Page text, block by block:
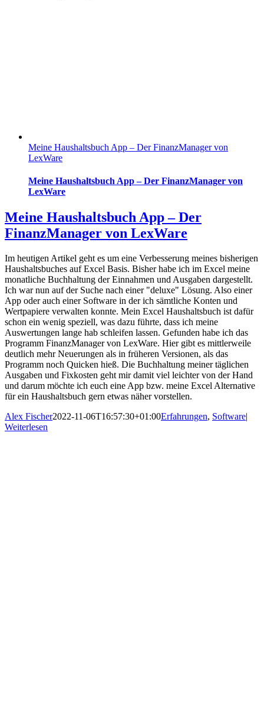
Meine Haushaltsbuch App – Der FinanzManager von
LexWare
Meine Haushaltsbuch App – Der FinanzManager von
LexWare
Meine Haushaltsbuch App – Der
FinanzManager von LexWare
Im heutigen Artikel geht es um eine Verbesserung meines bisherigen
Haushaltsbuches auf Excel Basis. Bisher habe ich im Excel meine
monatliche Buchhaltung der Einnahmen und Ausgaben dargestellt.
Ich war nun auf der Suche nach einer "deluxe" Lösung. Also einer
App oder auch einer Software in der ich sämtliche Konten und
Wertpapiere verwalten konnte. Mein Excel Haushaltsbuch ist dafür
schon ein wenig speziell, was dazu führte, dass ich meine
Auswertungen lange hab schleifen lassen. Gefunden habe ich das
Programm FinanzManager von LexWare. Hier gibt es mittlerweile
deutlich mehr Neuerungen als in früheren Versionen, als das
Programm noch Quicken hieß. Die Buchhaltung meiner täglichen
Ausgaben und Fixkosten geht mir damit viel leichter von der Hand
und darum möchte ich euch eine App bzw. meine Excel Alternative
für ein Haushaltsbuch gern etwas näher vorstellen.
Alex Fischer2022-11-06T16:57:30+01:00Erfahrungen, Software|
Weiterlesen